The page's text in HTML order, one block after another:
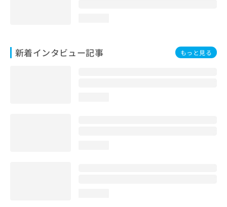
新着インタビュー記事 もっと見る